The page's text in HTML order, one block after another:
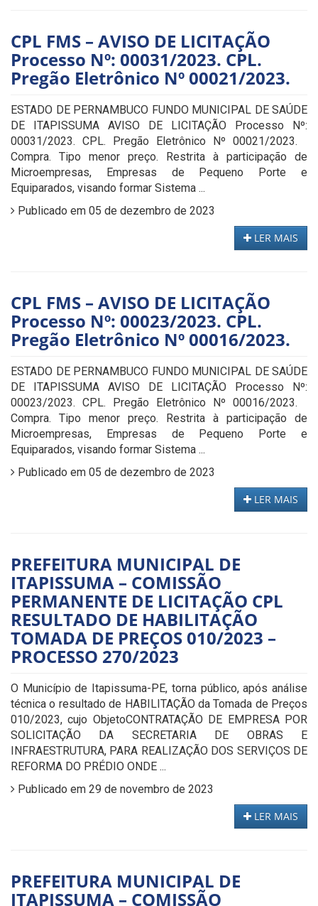
CPL FMS – AVISO DE LICITAÇÃO
Processo Nº: 00031/2023. CPL.
Pregão Eletrônico Nº 00021/2023.
ESTADO DE PERNAMBUCO FUNDO MUNICIPAL DE SAÚDE
DE ITAPISSUMA AVISO DE LICITAÇÃO Processo Nº:
00031/2023. CPL. Pregão Eletrônico Nº 00021/2023.
Compra. Tipo menor preço. Restrita à participação de
Microempresas, Empresas de Pequeno Porte e
Equiparados, visando formar Sistema ...
Publicado em 05 de dezembro de 2023
LER MAIS
CPL FMS – AVISO DE LICITAÇÃO
Processo Nº: 00023/2023. CPL.
Pregão Eletrônico Nº 00016/2023.
ESTADO DE PERNAMBUCO FUNDO MUNICIPAL DE SAÚDE
DE ITAPISSUMA AVISO DE LICITAÇÃO Processo Nº:
00023/2023. CPL. Pregão Eletrônico Nº 00016/2023.
Compra. Tipo menor preço. Restrita à participação de
Microempresas, Empresas de Pequeno Porte e
Equiparados, visando formar Sistema ...
Publicado em 05 de dezembro de 2023
LER MAIS
PREFEITURA MUNICIPAL DE
ITAPISSUMA – COMISSÃO
PERMANENTE DE LICITAÇÃO CPL
RESULTADO DE HABILITAÇÃO
TOMADA DE PREÇOS 010/2023 –
PROCESSO 270/2023
O Município de Itapissuma-PE, torna público, após análise
técnica o resultado de HABILITAÇÃO da Tomada de Preços
010/2023, cujo ObjetoCONTRATAÇÃO DE EMPRESA POR
SOLICITAÇÃO DA SECRETARIA DE OBRAS E
INFRAESTRUTURA, PARA REALIZAÇÃO DOS SERVIÇOS DE
REFORMA DO PRÉDIO ONDE ...
Publicado em 29 de novembro de 2023
LER MAIS
PREFEITURA MUNICIPAL DE
ITAPISSUMA – COMISSÃO